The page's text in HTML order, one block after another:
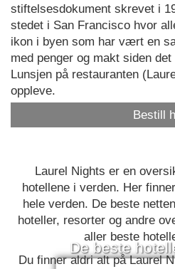
De beste
stiftelsesdokument skrevet i
stedet i San Francisco hvor
ikon i byen som har vært en
med penger og makt siden det
Lunsjen på restauranten
oppleve.
Bestill
Laurel Nights er en
hotellene i verden. Her
hele verden. De beste
hoteller, resorter og andre
aller beste
Du finner aldri alt på Laurel